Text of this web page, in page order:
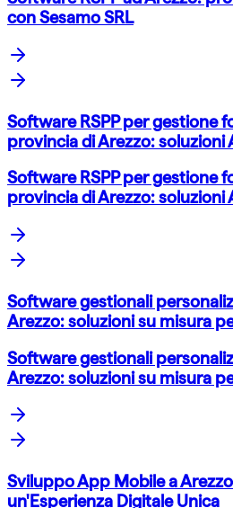
con Sesamo SRL
Software RSPP per gestione
provincia di Arezzo: soluzioni
Software RSPP per gestione
provincia di Arezzo: soluzioni
Software gestionali
Arezzo: soluzioni su misura
Software gestionali
Arezzo: soluzioni su misura
Sviluppo App Mobile a
un'Esperienza Digitale Unica